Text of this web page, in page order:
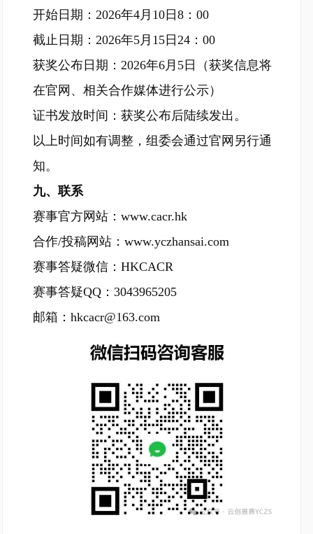
开始日期：2026年4月10日8：00
截止日期：2026年5月15日24：00
获奖公布日期：2026年6月5日（获奖信息将
在官网、相关合作媒体进行公示）
证书发放时间：获奖公布后陆续发出。
以上时间如有调整，组委会通过官网另行通
知。
九、联系
赛事官方网站：www.cacr.hk
合作/投稿网站：www.yczhansai.com
赛事答疑微信：HKCACR
赛事答疑QQ：3043965205
邮箱：hkcacr@163.com